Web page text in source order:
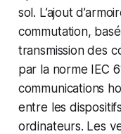
sol. L’ajout
commutation,
transmission des
par la norme IEC
communications
entre les
ordinateurs. Les